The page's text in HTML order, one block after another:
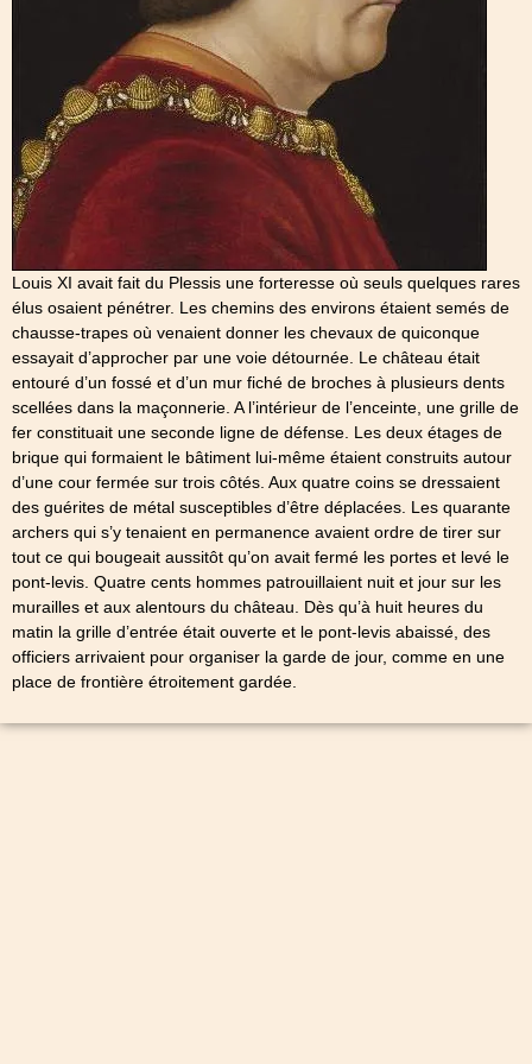
Louis XI avait fait du Plessis une forteresse où seuls quelques rares
élus osaient pénétrer. Les chemins des environs étaient semés de
chausse-trapes où venaient donner les chevaux de quiconque
essayait d’approcher par une voie détournée. Le château était
entouré d’un fossé et d’un mur fiché de broches à plusieurs dents
scellées dans la maçonnerie. A l’intérieur de l’enceinte, une grille de
fer constituait une seconde ligne de défense. Les deux étages de
brique qui formaient le bâtiment lui-même étaient construits autour
d’une cour fermée sur trois côtés. Aux quatre coins se dressaient
des guérites de métal susceptibles d’être déplacées. Les quarante
archers qui s’y tenaient en permanence avaient ordre de tirer sur
tout ce qui bougeait aussitôt qu’on avait fermé les portes et levé le
pont-levis. Quatre cents hommes patrouillaient nuit et jour sur les
murailles et aux alentours du château. Dès qu’à huit heures du
matin la grille d’entrée était ouverte et le pont-levis abaissé, des
officiers arrivaient pour organiser la garde de jour, comme en une
place de frontière étroitement gardée.